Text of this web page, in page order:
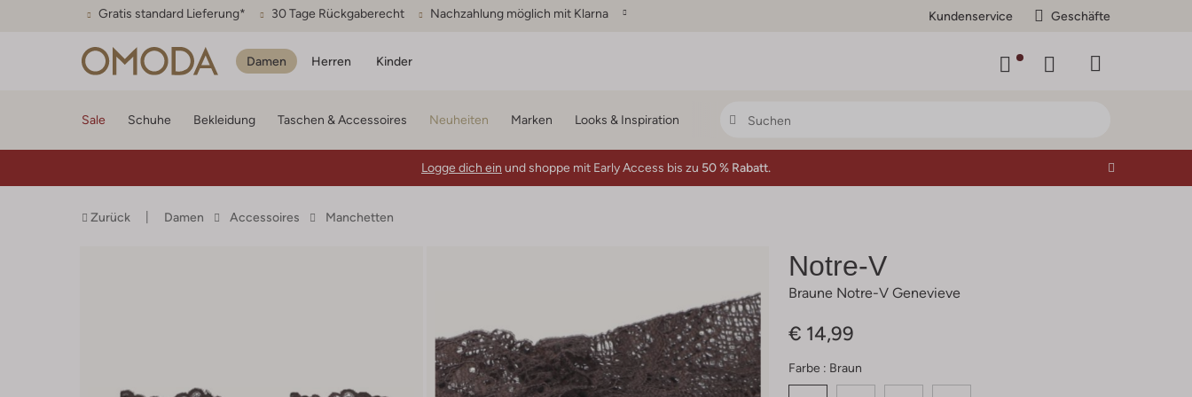
Gratis standard Lieferung* 30 Tage Rückgaberecht Nachzahlung möglich mit Klarna Kundenservice Geschäfte
Damen Herren Kinder
Sale Schuhe Bekleidung Taschen & Accessoires Neuheiten Marken Looks & Inspiration
Logge dich ein und shoppe mit Early Access bis zu 50 % Rabatt.
Zurück Damen Accessoires Manchetten
Notre-V
Braune Notre-V Genevieve
€ 14,99
Farbe : Braun